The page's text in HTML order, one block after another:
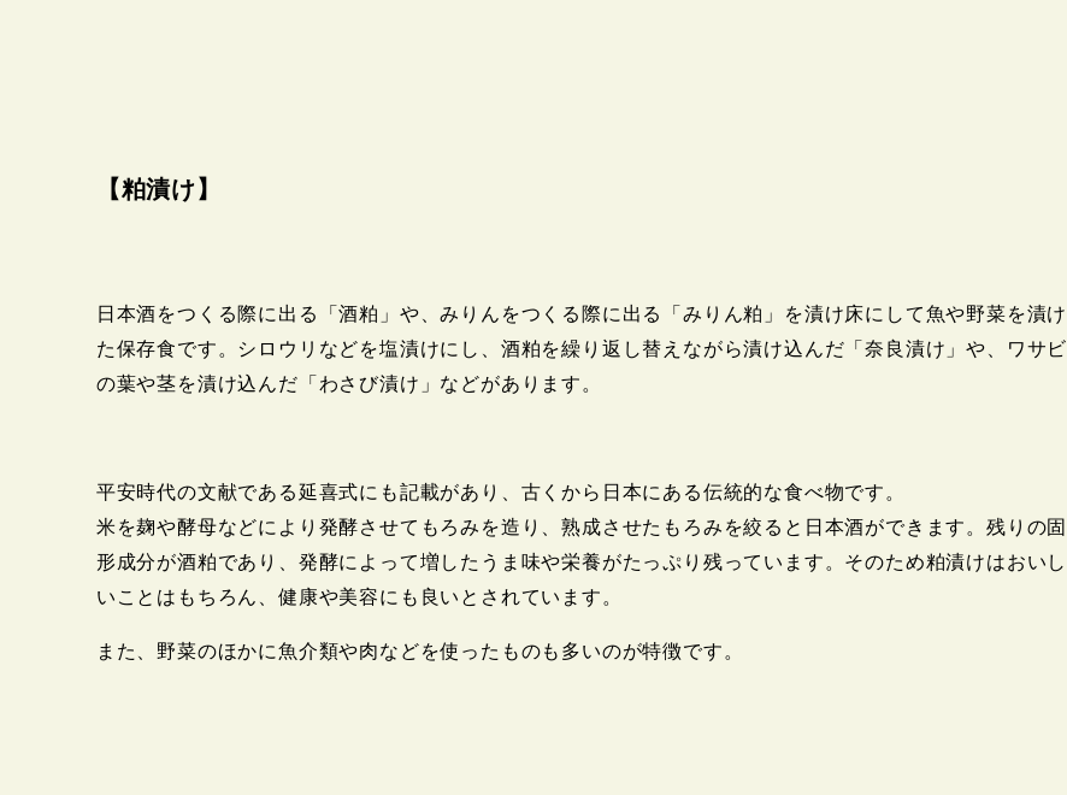
【粕漬け】
日本酒をつくる際に出る「酒粕」や、みりんをつくる際に出る「みりん粕」を漬け床にして魚や野菜を漬け
た保存食です。シロウリなどを塩漬けにし、酒粕を繰り返し替えながら漬け込んだ「奈良漬け」や、ワサビ
の葉や茎を漬け込んだ「わさび漬け」などがあります。
平安時代の文献である延喜式にも記載があり、古くから日本にある伝統的な食べ物です。
米を麹や酵母などにより発酵させてもろみを造り、熟成させたもろみを絞ると日本酒ができます。残りの固
形成分が酒粕であり、発酵によって増したうま味や栄養がたっぷり残っています。そのため粕漬けはおいし
いことはもちろん、健康や美容にも良いとされています。
また、野菜のほかに魚介類や肉などを使ったものも多いのが特徴です。